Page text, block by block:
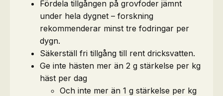
Fördela tillgången på grovfoder jämnt
under hela dygnet – forskning
rekommenderar minst tre fodringar per
dygn.
Säkerställ fri tillgång till rent dricksvatten.
Ge inte hästen mer än 2 g stärkelse per kg
häst per dag
Och inte mer än 1 g stärkelse per kg